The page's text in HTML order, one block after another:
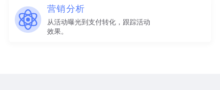
营销分析
从活动曝光到支付转化，跟踪活动
效果。